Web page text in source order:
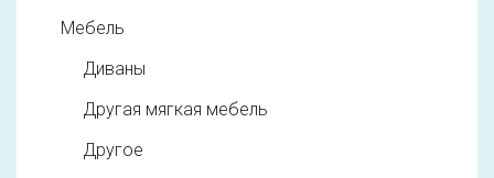
Мебель
Диваны
Другая мягкая мебель
Другое